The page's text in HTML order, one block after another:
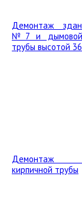
Демонтаж
№7 и дымовой
трубы высотой
Демонтаж
кирпичной трубы